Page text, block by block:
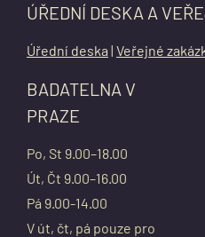
ÚŘEDNÍ DESKA A
Úřední deska | Veřejné
BADATELNA V
PRAZE
Po, St 9.00–18.00
Út, Čt 9.00–16.00
Pá 9.00-14.00
V út, čt, pá pouze pro